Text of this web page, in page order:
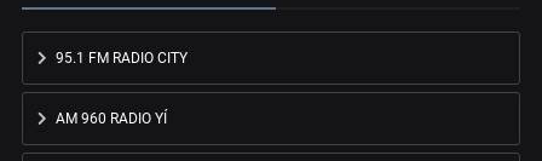
95.1 FM RADIO CITY
AM 960 RADIO YÍ